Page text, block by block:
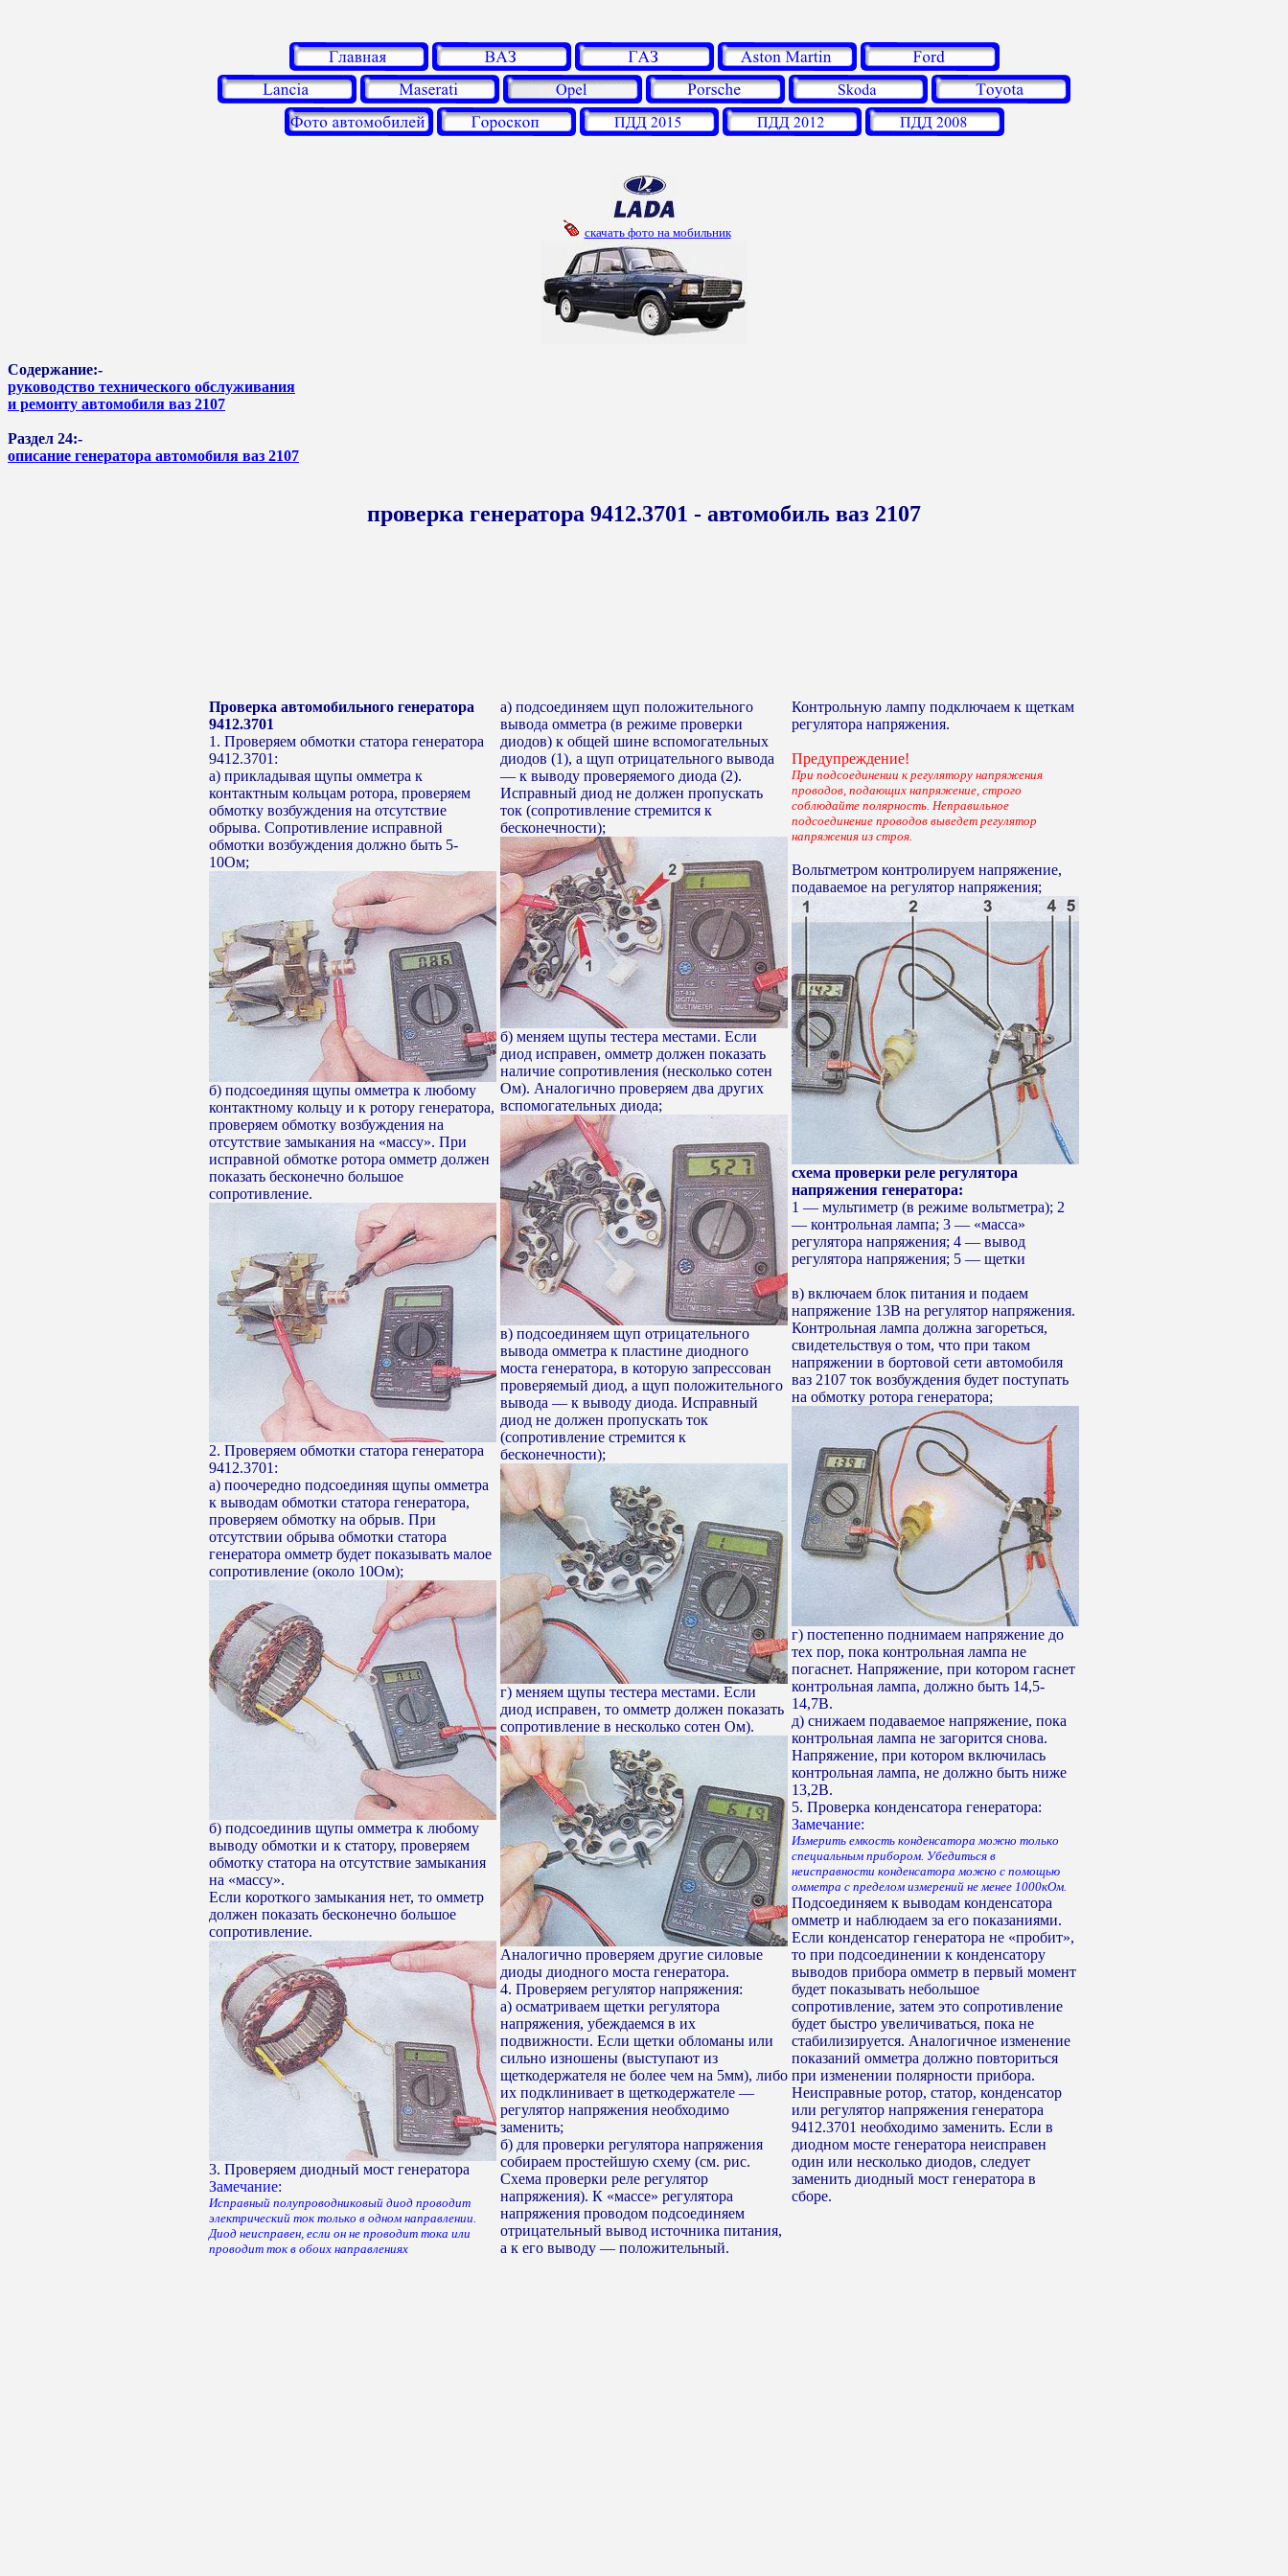
скачать фото на мобильник
Содержание:-
руководство технического обслуживания
и ремонту автомобиля ваз 2107
Раздел 24:-
описание генератора автомобиля ваз 2107
проверка генератора 9412.3701 - автомобиль ваз 2107
Проверка автомобильного генератора
9412.3701
1. Проверяем обмотки статора генератора
9412.3701:
а) прикладывая щупы омметра к
контактным кольцам ротора, проверяем
обмотку возбуждения на отсутствие
обрыва. Сопротивление исправной
обмотки возбуждения должно быть 5-
10Ом;
б) подсоединяя щупы омметра к любому
контактному кольцу и к ротору генератора,
проверяем обмотку возбуждения на
отсутствие замыкания на «массу». При
исправной обмотке ротора омметр должен
показать бесконечно большое
сопротивление.
2. Проверяем обмотки статора генератора
9412.3701:
а) поочередно подсоединяя щупы омметра
к выводам обмотки статора генератора,
проверяем обмотку на обрыв. При
отсутствии обрыва обмотки статора
генератора омметр будет показывать малое
сопротивление (около 10Ом);
б) подсоединив щупы омметра к любому
выводу обмотки и к статору, проверяем
обмотку статора на отсутствие замыкания
на «массу».
Если короткого замыкания нет, то омметр
должен показать бесконечно большое
сопротивление.
3. Проверяем диодный мост генератора
Замечание:
Исправный полупроводниковый диод проводит
электрический ток только в одном направлении.
Диод неисправен, если он не проводит тока или
проводит ток в обоих направлениях
а) подсоединяем щуп положительного
вывода омметра (в режиме проверки
диодов) к общей шине вспомогательных
диодов (1), а щуп отрицательного вывода
— к выводу проверяемого диода (2).
Исправный диод не должен пропускать
ток (сопротивление стремится к
бесконечности);
б) меняем щупы тестера местами. Если
диод исправен, омметр должен показать
наличие сопротивления (несколько сотен
Ом). Аналогично проверяем два других
вспомогательных диода;
в) подсоединяем щуп отрицательного
вывода омметра к пластине диодного
моста генератора, в которую запрессован
проверяемый диод, а щуп положительного
вывода — к выводу диода. Исправный
диод не должен пропускать ток
(сопротивление стремится к
бесконечности);
г) меняем щупы тестера местами. Если
диод исправен, то омметр должен показать
сопротивление в несколько сотен Ом).
Аналогично проверяем другие силовые
диоды диодного моста генератора.
4. Проверяем регулятор напряжения:
а) осматриваем щетки регулятора
напряжения, убеждаемся в их
подвижности. Если щетки обломаны или
сильно изношены (выступают из
щеткодержателя не более чем на 5мм), либо
их подклинивает в щеткодержателе —
регулятор напряжения необходимо
заменить;
б) для проверки регулятора напряжения
собираем простейшую схему (см. рис.
Схема проверки реле регулятор
напряжения). К «массе» регулятора
напряжения проводом подсоединяем
отрицательный вывод источника питания,
а к его выводу — положительный.
Контрольную лампу подключаем к щеткам
регулятора напряжения.
Предупреждение!
При подсоединении к регулятору напряжения
проводов, подающих напряжение, строго
соблюдайте полярность. Неправильное
подсоединение проводов выведет регулятор
напряжения из строя.
Вольтметром контролируем напряжение,
подаваемое на регулятор напряжения;
схема проверки реле регулятора
напряжения генератора:
1 — мультиметр (в режиме вольтметра); 2
— контрольная лампа; 3 — «масса»
регулятора напряжения; 4 — вывод
регулятора напряжения; 5 — щетки
в) включаем блок питания и подаем
напряжение 13В на регулятор напряжения.
Контрольная лампа должна загореться,
свидетельствуя о том, что при таком
напряжении в бортовой сети автомобиля
ваз 2107 ток возбуждения будет поступать
на обмотку ротора генератора;
г) постепенно поднимаем напряжение до
тех пор, пока контрольная лампа не
погаснет. Напряжение, при котором гаснет
контрольная лампа, должно быть 14,5-
14,7В.
д) снижаем подаваемое напряжение, пока
контрольная лампа не загорится снова.
Напряжение, при котором включилась
контрольная лампа, не должно быть ниже
13,2В.
5. Проверка конденсатора генератора:
Замечание:
Измерить емкость конденсатора можно только
специальным прибором. Убедиться в
неисправности конденсатора можно с помощью
омметра с пределом измерений не менее 1000кОм.
Подсоединяем к выводам конденсатора
омметр и наблюдаем за его показаниями.
Если конденсатор генератора не «пробит»,
то при подсоединении к конденсатору
выводов прибора омметр в первый момент
будет показывать небольшое
сопротивление, затем это сопротивление
будет быстро увеличиваться, пока не
стабилизируется. Аналогичное изменение
показаний омметра должно повториться
при изменении полярности прибора.
Неисправные ротор, статор, конденсатор
или регулятор напряжения генератора
9412.3701 необходимо заменить. Если в
диодном мосте генератора неисправен
один или несколько диодов, следует
заменить диодный мост генератора в
сборе.